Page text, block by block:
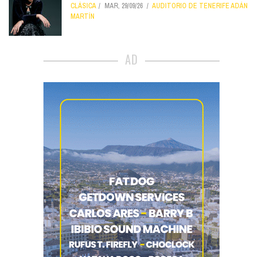
CLÁSICA MAR, 29/09/26
AUDITORIO DE TENERIFE ADÁN
MARTÍN
AD